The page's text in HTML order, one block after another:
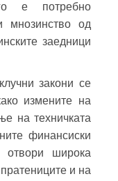
е потребно
мнозинство од
заедници
закони се
измените на
на техничката
финансиски
широка
и на